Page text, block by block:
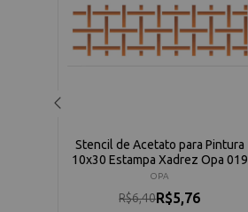
Stencil de Acetato para Pintura
10x30 Estampa Xadrez Opa 019
OPA
R$6,40R$5,76